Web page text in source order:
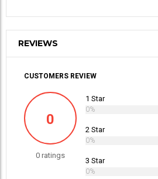
REVIEWS
CUSTOMERS REVIEW
0
0 ratings
1 Star
0%
2 Star
0%
3 Star
0%